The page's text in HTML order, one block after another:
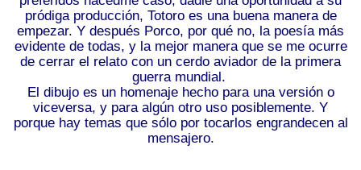
pródiga producción, Totoro es una buena manera de
empezar. Y después Porco, por qué no, la poesía más
evidente de todas, y la mejor manera que se me ocurre
de cerrar el relato con un cerdo aviador de la primera
guerra mundial.
El dibujo es un homenaje hecho para una versión o
viceversa, y para algún otro uso posiblemente. Y
porque hay temas que sólo por tocarlos engrandecen al
mensajero.